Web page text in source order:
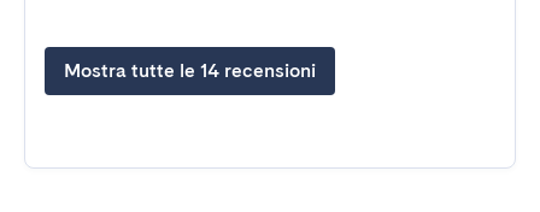
Mostra tutte le 14 recensioni